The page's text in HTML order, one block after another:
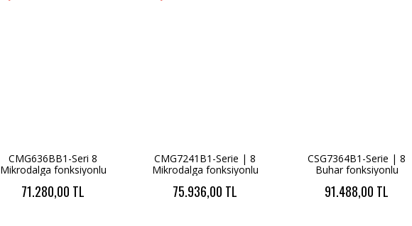
CMG636BB1-Seri 8
Mikrodalga fonksiyonlu
60 x 45 cm Siyah
71.280,00 TL
CMG7241B1-Serie | 8
Mikrodalga fonksiyonlu
60 x 45 cm Siyah
75.936,00 TL
CSG7364B1-Serie | 8
Buhar fonksiyonlu
60 x 45 cm Siyah
91.488,00 TL